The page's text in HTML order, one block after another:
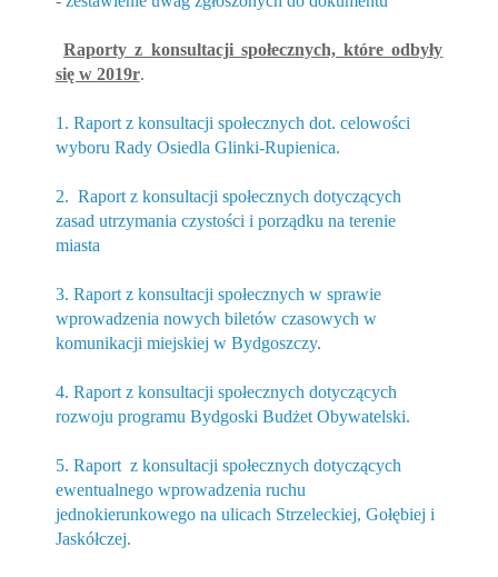
Raporty z konsultacji społecznych, które odbyły
się w 2019r.
1. Raport z konsultacji społecznych dot. celowości
wyboru Rady Osiedla Glinki-Rupienica.
2. Raport z konsultacji społecznych dotyczących
zasad utrzymania czystości i porządku na terenie
miasta
3. Raport z konsultacji społecznych w sprawie
wprowadzenia nowych biletów czasowych w
komunikacji miejskiej w Bydgoszczy.
4. Raport z konsultacji społecznych dotyczących
rozwoju programu Bydgoski Budżet Obywatelski.
5. Raport z konsultacji społecznych dotyczących
ewentualnego wprowadzenia ruchu
jednokierunkowego na ulicach Strzeleckiej, Gołębiej i
Jaskółczej.